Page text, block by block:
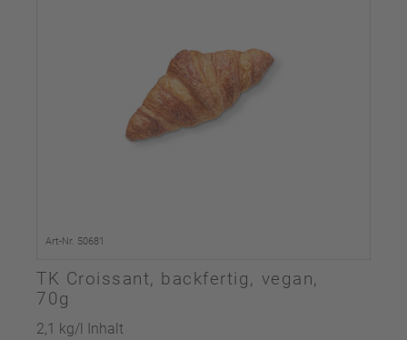
Art-Nr. 50681
TK Croissant, backfertig, vegan,
70g
2,1 kg/l Inhalt